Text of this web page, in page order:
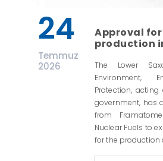
24
Temmuz
2026
Approval for
production
The Lower
Environment,
Protection,
government, has
from
Nuclear Fuels to
for the production